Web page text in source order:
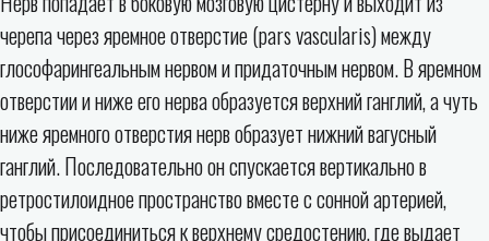
черепа через яремное отверстие (pars vascularis) между
глософарингеальным нервом и придаточным нервом. В яремном
отверстии и ниже его нерва образуется верхний ганглий, а чуть
ниже яремного отверстия нерв образует нижний вагусный
ганглий. Последовательно он спускается вертикально в
ретростилоидное пространство вместе с сонной артерией,
чтобы присоединиться к верхнему средостению, где выдает